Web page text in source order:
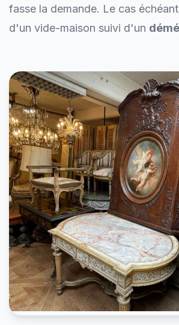
fasse la demande. Le cas
d'un vide-maison suivi d'un